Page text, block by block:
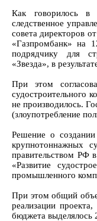
Как говорилось в
следственное
совета директоров
«Газпромбанк» на
подрядчику для
«Звезда», в
При этом
судостроительного
не производилось.
(злоупотребление
Решение о создании
крупнотоннажных
правительством РФ
«Развитие
промышленного
При этом общий
реализации
бюджета выделялось